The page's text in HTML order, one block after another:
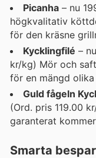
Picanha – nu
högkvalitativ
för den kräsne
Kycklingfilé –
kr/kg) Mör och
för en mängd
Guld fågeln
(Ord. pris 119.00
garanterat
Smarta